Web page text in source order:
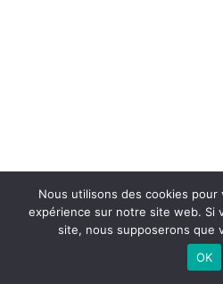
©2026 - AL Caluire Basket |
CONTACTEZ-NOUS |
Nous utilisons des cookies pour
expérience sur notre site web. Si
site, nous supposerons que
OK